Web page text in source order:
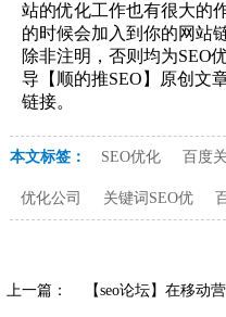
站的优化工作也有很大的
的时候会‍‍加入到你的网站
除非注明，否则均为SEO
导【顺的推SEO】原创文
链接。
本文标签： SEO优化 百度
优化公司 关键词SEO优
上一篇： 【seo论坛】‍在移动